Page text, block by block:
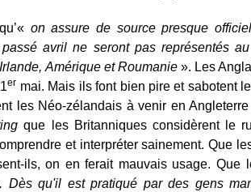
on assure de source presque
avril ne seront pas représentés
Amérique et Roumanie». Les
er mai. Mais ils font bien pire et sabotent
les Néo-zélandais à venir en
que les Britanniques considèrent le
et interpréter sainement. Que
ils, on en ferait mauvais usage. Que
qu'il est pratiqué par des gens